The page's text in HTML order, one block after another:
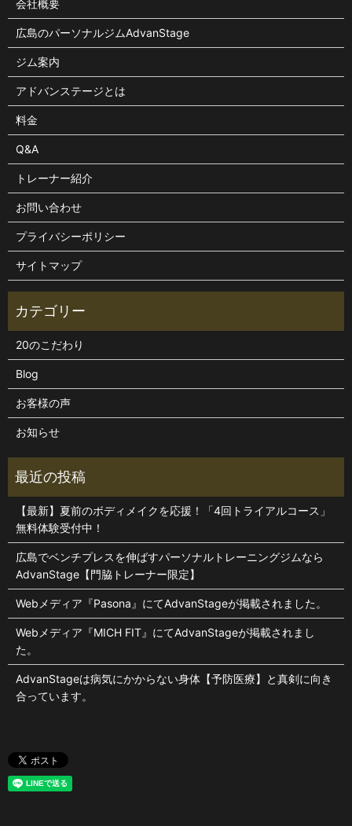
会社概要
広島のパーソナルジムAdvanStage
ジム案内
アドバンステージとは
料金
Q&A
トレーナー紹介
お問い合わせ
プライバシーポリシー
サイトマップ
20のこだわり
Blog
お客様の声
お知らせ
【最新】夏前のボディメイクを応援！「4回トライアルコース」
無料体験受付中！
広島でベンチプレスを伸ばすパーソナルトレーニングジムなら
AdvanStage【門脇トレーナー限定】
Webメディア『Pasona』にてAdvanStageが掲載されました。
Webメディア『MICH FIT』にてAdvanStageが掲載されまし
た。
AdvanStageは病気にかからない身体【予防医療】と真剣に向き
合っています。